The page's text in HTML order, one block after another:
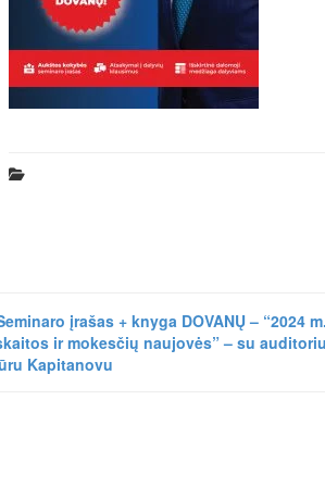
įrašas + knyga DOVANŲ – “2024 m.
ir mokesčių naujovės” – su
Kapitanovu